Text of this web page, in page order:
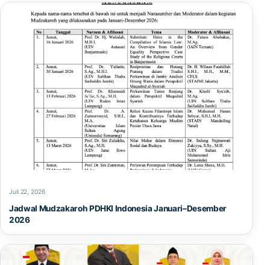
Juli 22, 2026
Jadwal Mudzakaroh PDHKI Indonesia Januari–Desember
2026